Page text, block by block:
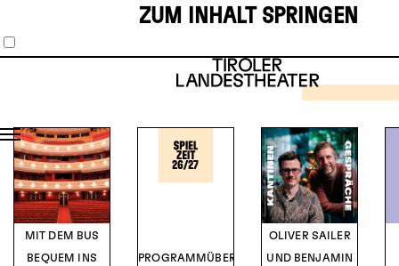
ZUM INHALT SPRINGEN
Musical
12345
MIT DEM BUS
BEQUEM INS
PROGRAMMÜBERSICHT
OLIVER SAILER
UND BENJAMIN